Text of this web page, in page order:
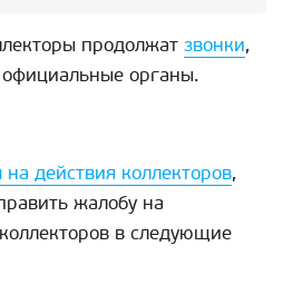
продолжат звонки,
органы.
на действия коллекторов,
жалобу на
в следующие